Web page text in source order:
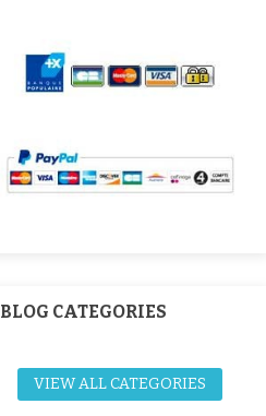
BLOG CATEGORIES
VIEW ALL CATEGORIES